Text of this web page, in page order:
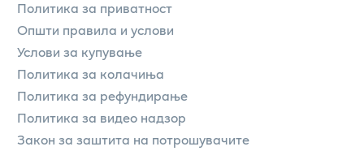
Политика за приватност
Општи правила и услови
Услови за купување
Политика за колачиња
Политика за рефундирање
Политика за видео надзор
Закон за заштита на потрошувачите